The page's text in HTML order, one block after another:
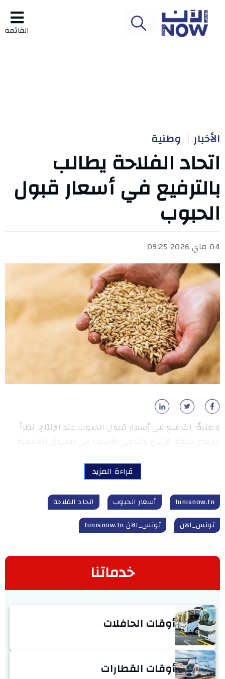
القائمة
الأخبار وطنية
اتحاد الفلاحة يطالب
بالترفيع في أسعار قبول
الحبوب
04 ماي 2026 09:25
وطنيةّ: الترفيع في أسعار قبول الحبوب عند الإنتاج، نظراً
قراءة المزيد
tunisnow.tn أسعار الحبوب
اتحاد الفلاحة
تونس_الآن
تونس_الآن tunisnow.tn
خدماتنا
أوقات الحافلات
أوقات القطارات